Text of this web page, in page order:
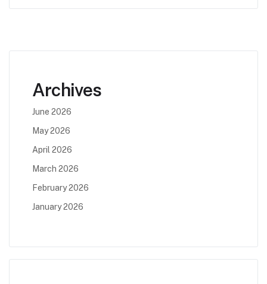
Archives
June 2026
May 2026
April 2026
March 2026
February 2026
January 2026